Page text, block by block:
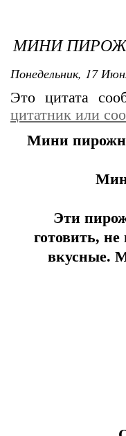
МИНИ
Понедельник, 17
Это цитата
цитатник или
Мини
Эти
готовить,
вкусные.